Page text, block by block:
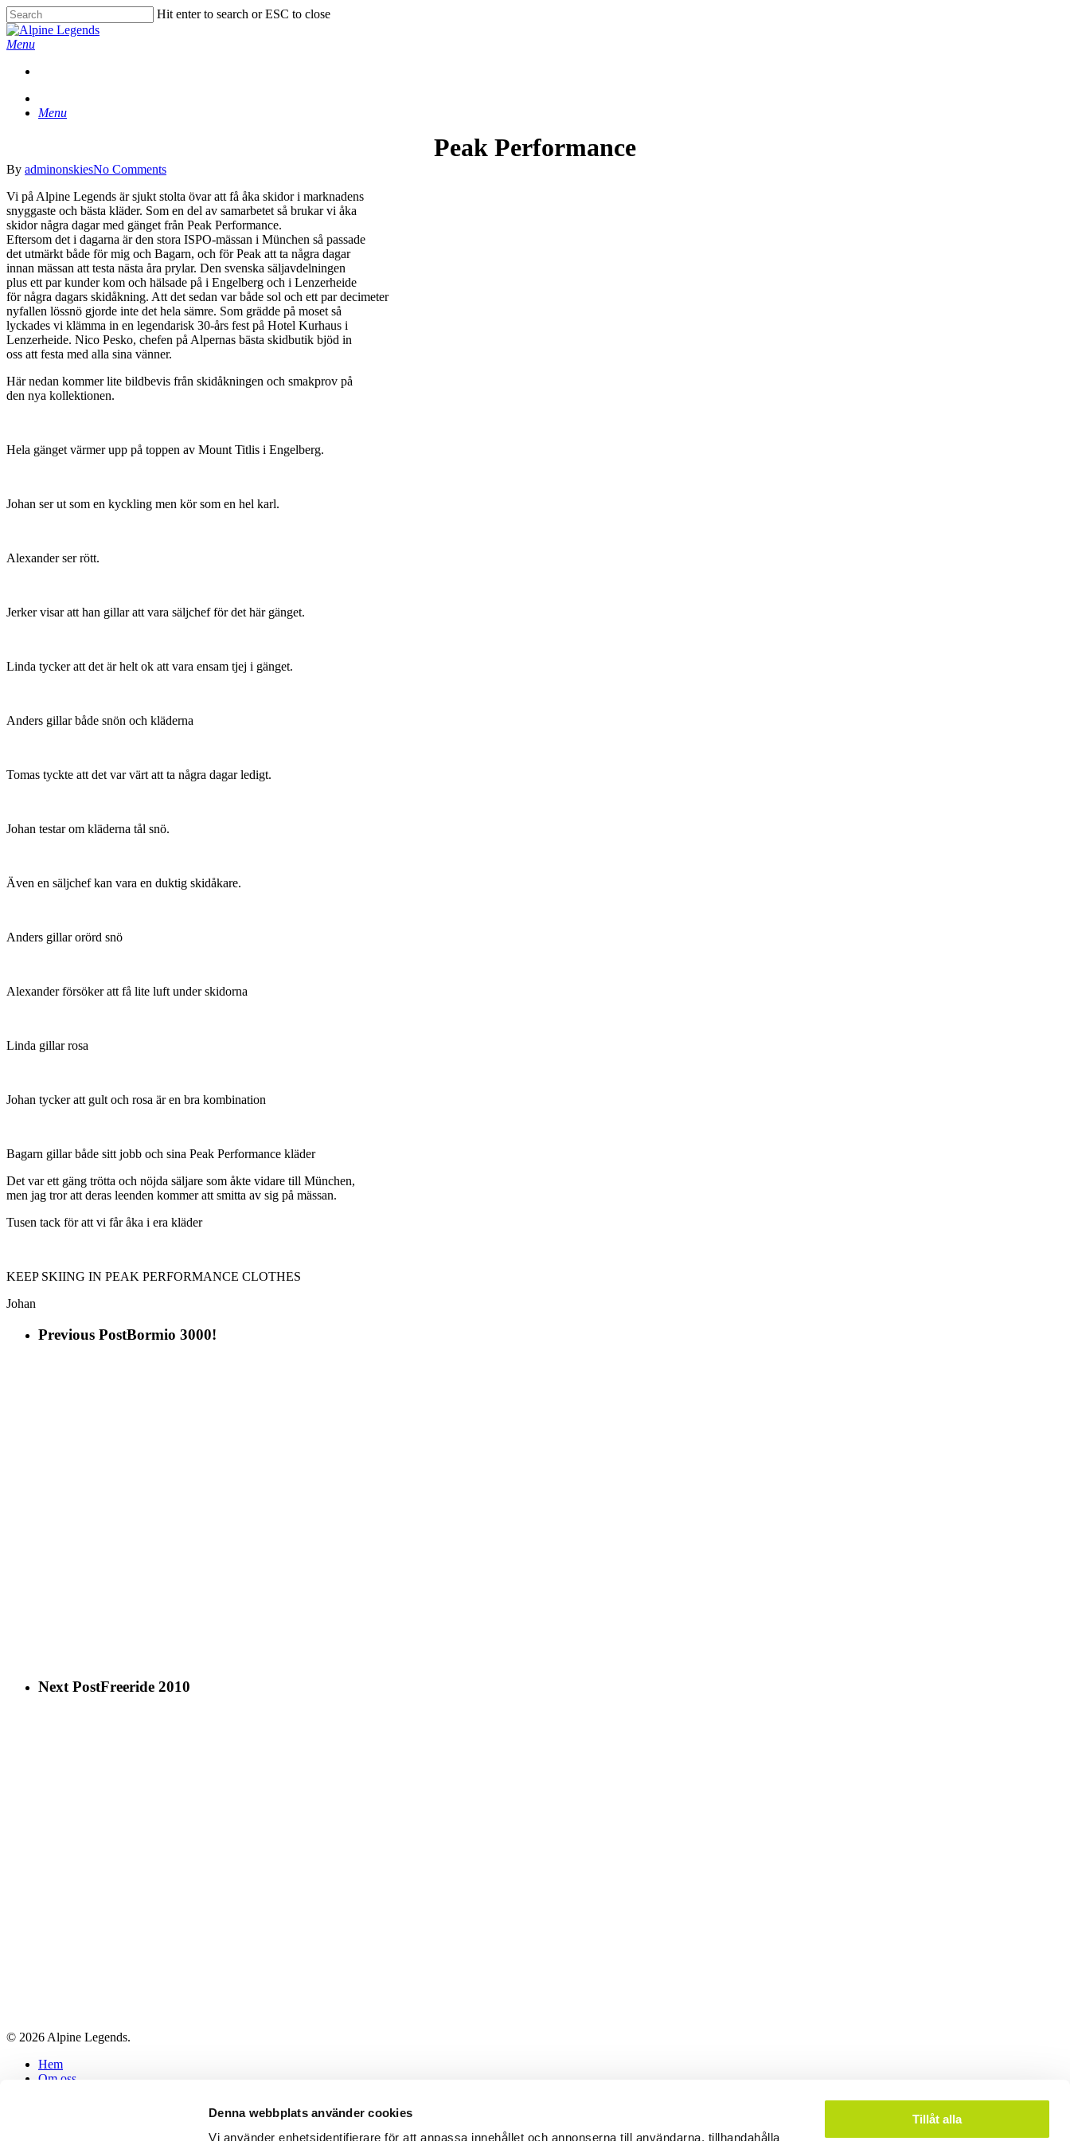
Denna webbplats använder cookies
Vi använder enhetsidentifierare för att anpassa innehållet och annonserna till användarna, tillhandahålla
Tillåt alla
Skip
to
main
Hit enter to search or ESC to close
Close
Search
Menu
Menu
Peak Performance
By adminonskiesNo Comments
Vi på Alpine Legends är sjukt stolta övar att få åka skidor i marknadens
snyggaste och bästa kläder. Som en del av samarbetet så brukar vi åka
skidor några dagar med gänget från Peak Performance.
Eftersom det i dagarna är den stora ISPO-mässan i München så passade
det utmärkt både för mig och Bagarn, och för Peak att ta några dagar
innan mässan att testa nästa åra prylar. Den svenska säljavdelningen
plus ett par kunder kom och hälsade på i Engelberg och i Lenzerheide
för några dagars skidåkning. Att det sedan var både sol och ett par decimeter
nyfallen lössnö gjorde inte det hela sämre. Som grädde på moset så
lyckades vi klämma in en legendarisk 30-års fest på Hotel Kurhaus i
Lenzerheide. Nico Pesko, chefen på Alpernas bästa skidbutik bjöd in
oss att festa med alla sina vänner.
Här nedan kommer lite bildbevis från skidåkningen och smakprov på
den nya kollektionen.
Hela gänget värmer upp på toppen av Mount Titlis i Engelberg.
Johan ser ut som en kyckling men kör som en hel karl.
Alexander ser rött.
Jerker visar att han gillar att vara säljchef för det här gänget.
Linda tycker att det är helt ok att vara ensam tjej i gänget.
Anders gillar både snön och kläderna
Tomas tyckte att det var värt att ta några dagar ledigt.
Johan testar om kläderna tål snö.
Även en säljchef kan vara en duktig skidåkare.
Anders gillar orörd snö
Alexander försöker att få lite luft under skidorna
Linda gillar rosa
Johan tycker att gult och rosa är en bra kombination
Bagarn gillar både sitt jobb och sina Peak Performance kläder
Det var ett gäng trötta och nöjda säljare som åkte vidare till München,
men jag tror att deras leenden kommer att smitta av sig på mässan.
Tusen tack för att vi får åka i era kläder
KEEP SKIING IN PEAK PERFORMANCE CLOTHES
Johan
Previous PostBormio 3000!
Next PostFreeride 2010
© 2026 Alpine Legends.
Close
Menu
Hem
Om oss